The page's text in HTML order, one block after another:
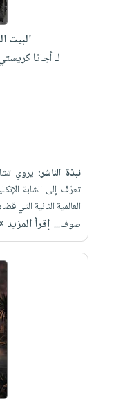
البيت
لـ أجاثا
نبذة الناشر: يروي
تعرّف إلى الشابة
العالمية الثانية التي
صوف... إقرأ المزيد